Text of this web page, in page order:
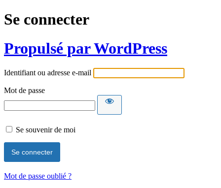
Se connecter
Propulsé par WordPress
Identifiant ou adresse e-mail
Mot de passe
Se souvenir de moi
Mot de passe oublié ?